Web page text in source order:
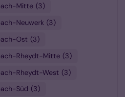
Mitte
3
Neuwerk 3
Ost 3
Rheydt-Mitte 3
Rheydt-West 3
Süd
3